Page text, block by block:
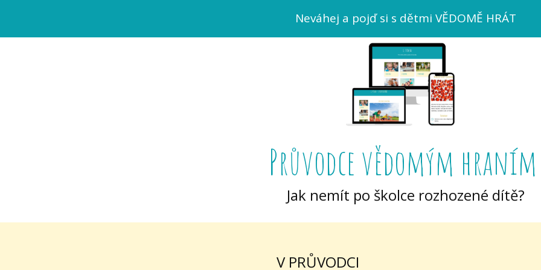
Neváhej a pojď si s dětmi VĚDOMĚ HRÁT
Průvodce vědomým
Jak nemít po školce rozhozené dítě?
V PRŮVODCI